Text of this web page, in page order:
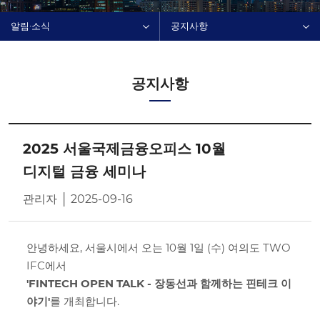
알림∙소식 공지사항
공지사항
2025 서울국제금융오피스 10월
디지털 금융 세미나
관리자 │ 2025-09-16
안녕하세요, 서울시에서 오는 10월 1일 (수) 여의도 TWO
IFC에서
'FINTECH OPEN TALK - 장동선과 함께하는 핀테크 이
야기'를 개최합니다.